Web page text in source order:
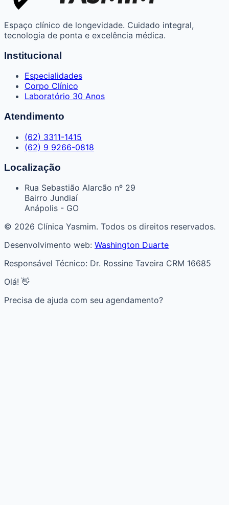
Espaço clínico de longevidade. Cuidado integral,
tecnologia de ponta e excelência médica.
Institucional
Especialidades
Corpo Clínico
Laboratório 30 Anos
Atendimento
(62) 3311-1415
(62) 9 9266-0818
Localização
Rua Sebastião Alarcão nº 29
Bairro Jundiaí
Anápolis - GO
© 2026 Clínica Yasmim. Todos os direitos reservados.
Desenvolvimento web: Washington Duarte
Responsável Técnico: Dr. Rossine Taveira CRM 16685
Olá! 👋
Precisa de ajuda com seu agendamento?